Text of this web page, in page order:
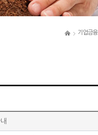
기업금융